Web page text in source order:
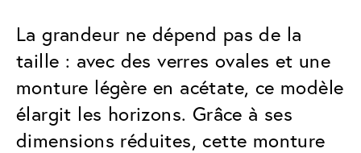
La grandeur ne dépend pas de la
taille : avec des verres ovales et une
monture légère en acétate, ce modèle
élargit les horizons. Grâce à ses
dimensions réduites, cette monture